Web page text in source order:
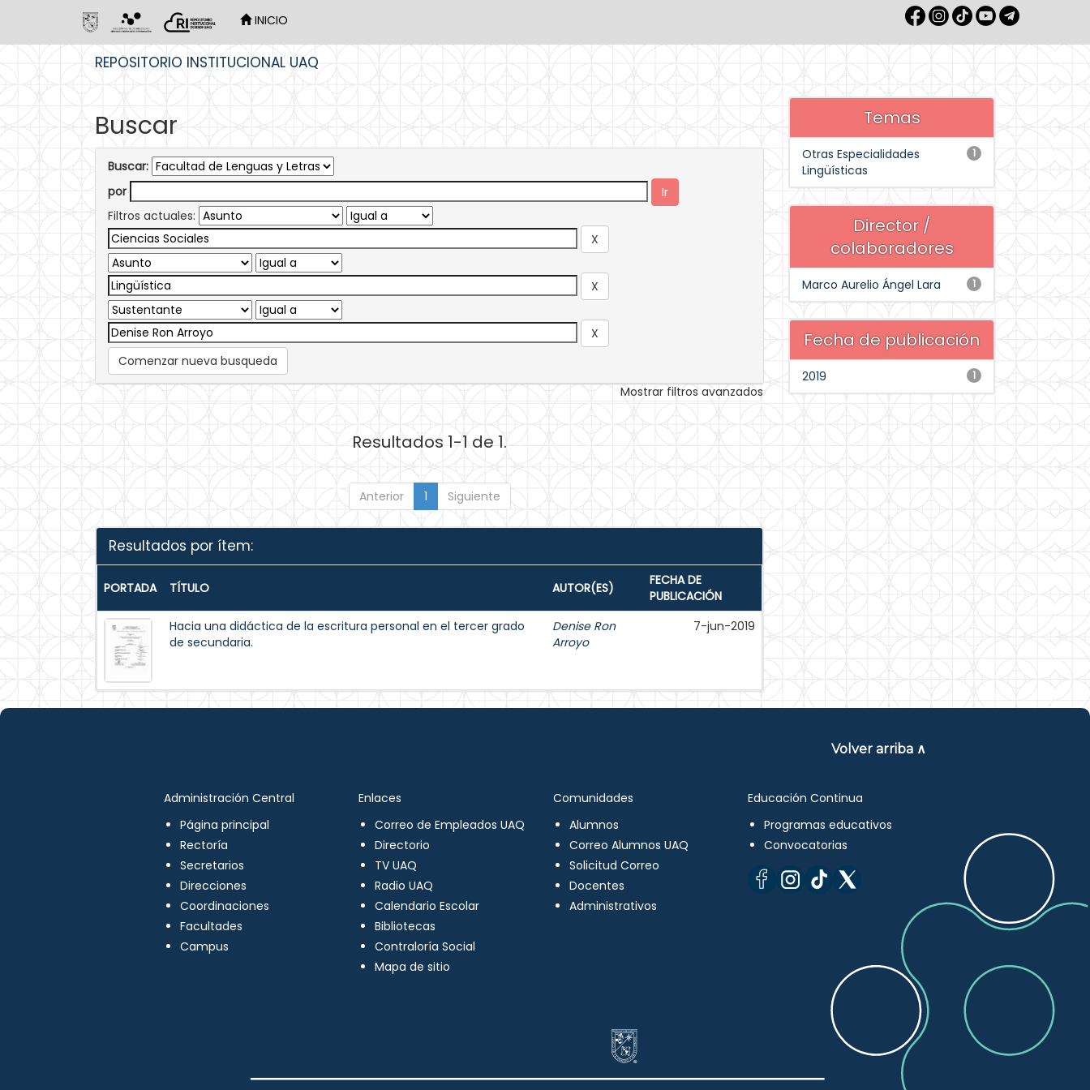
INICIO
REPOSITORIO INSTITUCIONAL UAQ
Buscar
Buscar:
por
Filtros actuales:
Comenzar nueva busqueda
Mostrar filtros avanzados
Resultados 1-1 de 1.
Anterior 1 Siguiente
Resultados por ítem:
PORTADA TÍTULO AUTOR(ES)
FECHA DE
PUBLICACIÓN
Hacia una didáctica de la escritura personal en el tercer grado
de secundaria.
Denise Ron
Arroyo
7-jun-2019
Temas
1
Otras Especialidades
Lingüísticas
Director /
colaboradores
1
Marco Aurelio Ángel Lara
Fecha de publicación
1
2019
Volver arriba ∧
Administración Central
Página principal
Rectoría
Secretarios
Direcciones
Coordinaciones
Facultades
Campus
Enlaces
Correo de Empleados UAQ
Directorio
TV UAQ
Radio UAQ
Calendario Escolar
Bibliotecas
Contraloría Social
Mapa de sitio
Comunidades
Alumnos
Correo Alumnos UAQ
Solicitud Correo
Docentes
Administrativos
Educación Continua
Programas educativos
Convocatorias